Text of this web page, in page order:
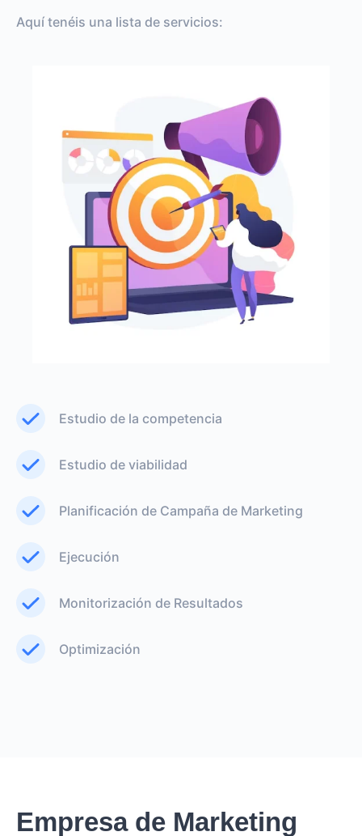
Aquí tenéis una lista de servicios:
Estudio de la competencia
Estudio de viabilidad
Planificación de Campaña de Marketing
Ejecución
Monitorización de Resultados
Optimización
Empresa de Marketing